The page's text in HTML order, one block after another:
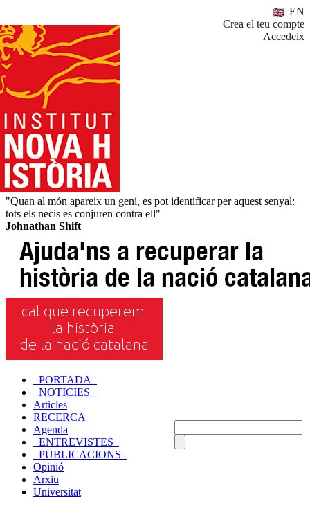
EN
Crea el teu compte
Accedeix
"Quan al món apareix un geni, es pot identificar per aquest senyal:
tots els necis es conjuren contra ell"
Johnathan Shift
_PORTADA_
_NOTICIES_
Articles
RECERCA
Agenda
_ENTREVISTES_
_PUBLICACIONS_
Opinió
Arxiu
Universitat